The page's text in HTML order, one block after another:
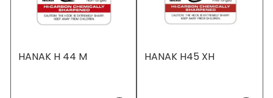
HANAK H 44 M HANAK H45 XH